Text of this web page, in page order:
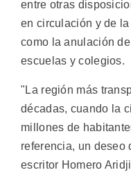
entre otras
en circulación y de
como la anulación
escuelas y colegios.
"La región más
décadas, cuando la
millones de
referencia, un deseo
escritor Homero